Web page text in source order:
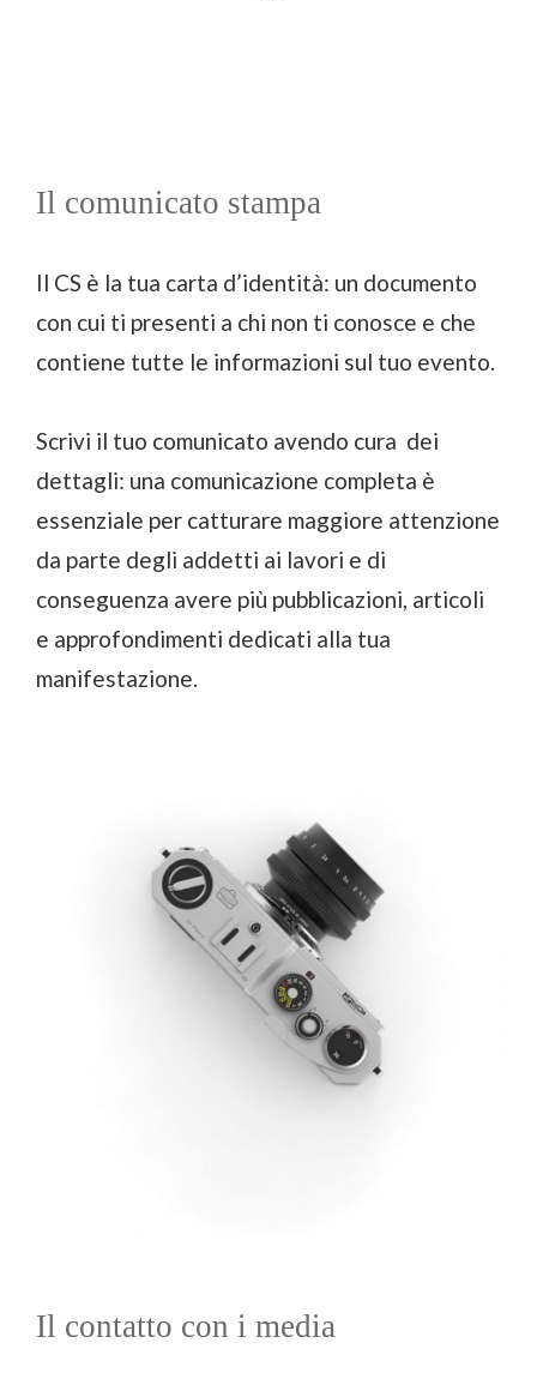
Il comunicato stampa
Il CS è la tua carta d’identità: un documento
con cui ti presenti a chi non ti conosce e che
contiene tutte le informazioni sul tuo evento.
Scrivi il tuo comunicato avendo cura dei
dettagli: una comunicazione completa è
essenziale per catturare maggiore attenzione
da parte degli addetti ai lavori e di
conseguenza avere più pubblicazioni, articoli
e approfondimenti dedicati alla tua
manifestazione.
Il contatto con i media